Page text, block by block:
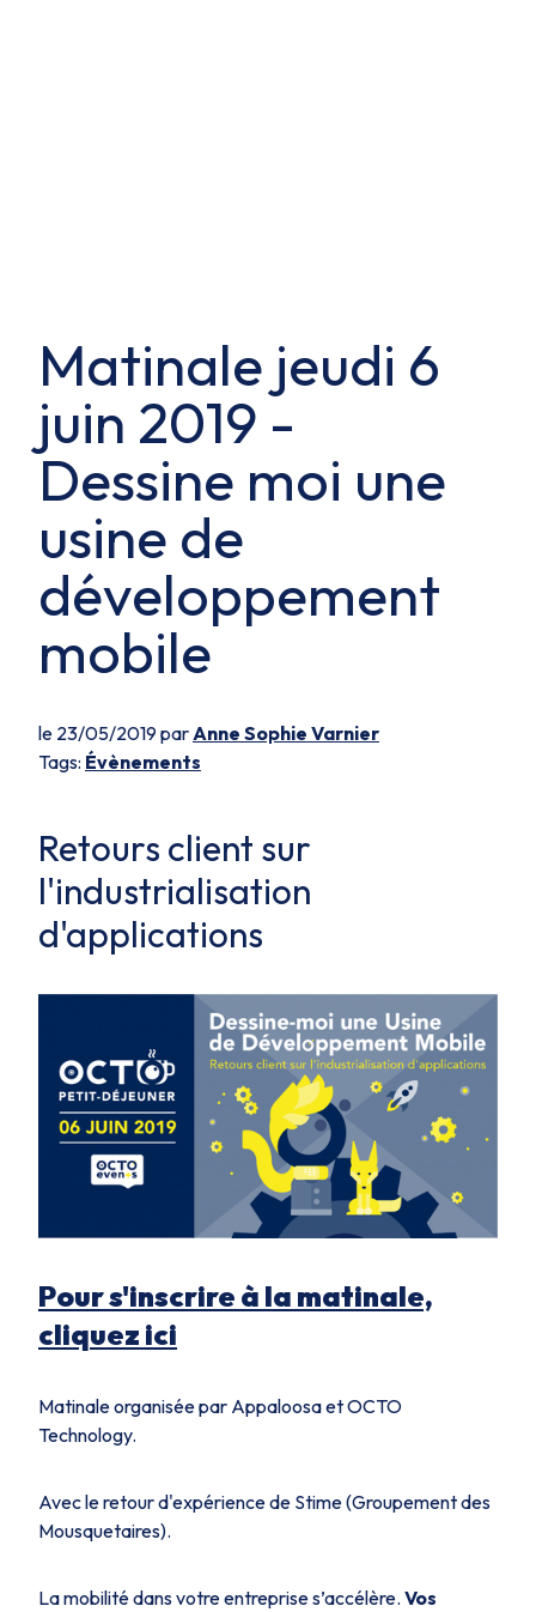
Matinale jeudi 6
juin 2019 -
Dessine moi une
usine de
développement
mobile
le 23/05/2019 parAnne Sophie Varnier
Tags: Évènements
Retours client sur
l'industrialisation
d'applications
Pour s'inscrire à la matinale,
cliquez ici
Matinale organisée par Appaloosa et OCTO
Technology.
Avec le retour d'expérience de Stime (Groupement des
Mousquetaires).
La mobilité dans votre entreprise s’accélère. Vos